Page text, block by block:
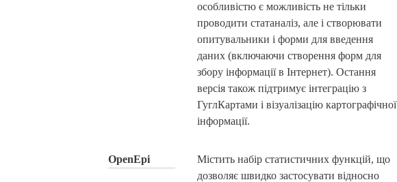
особливістю є можливість не тільки
проводити статаналіз, але і створювати
опитувальники і форми для введення
даних (включаючи створення форм для
збору інформації в Інтернет). Остання
версія також підтримує інтеграцію з
ГуглКартами і візуалізацію картографічної
інформації.
OpenEpi
Містить набір статистичних функцій, що
дозволяє швидко застосувати відносно